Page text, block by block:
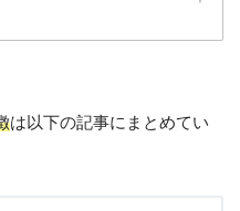
けど、トー
、発話量
は以下の記事にまとめてい